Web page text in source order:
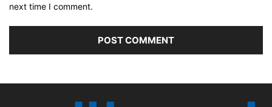
next time I comment.